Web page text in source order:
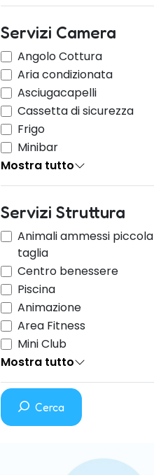
Servizi Camera
Angolo Cottura
Aria condizionata
Asciugacapelli
Cassetta di sicurezza
Frigo
Minibar
Mostra tutto
Servizi Struttura
Animali ammessi piccola
taglia
Centro benessere
Piscina
Animazione
Area Fitness
Mini Club
Mostra tutto
Cerca